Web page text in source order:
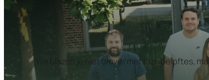
We blazen je niet omver met loze beloftes,